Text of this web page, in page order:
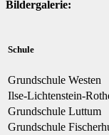
Bildergalerie:
Schule
Grundschule Westen
Ilse-Lichtenstein-
Grundschule Luttum
Grundschule